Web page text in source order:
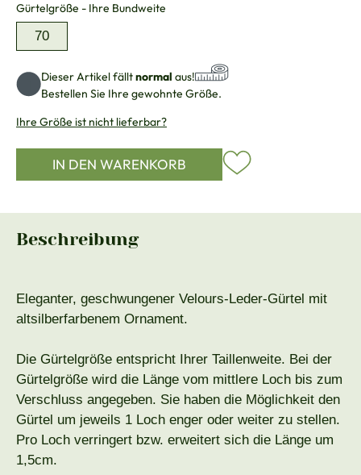
Gürtelgröße - Ihre Bundweite
70
Dieser Artikel fälltnormal aus!
Bestellen Sie Ihre gewohnte Größe.
Ihre Größe ist nicht lieferbar?
IN DEN WARENKORB
Beschreibung
Eleganter, geschwungener Velours-Leder-Gürtel mit
altsilberfarbenem Ornament.
Die Gürtelgröße entspricht Ihrer Taillenweite. Bei der
Gürtelgröße wird die Länge vom mittlere Loch bis zum
Verschluss angegeben. Sie haben die Möglichkeit den
Gürtel um jeweils 1 Loch enger oder weiter zu stellen.
Pro Loch verringert bzw. erweitert sich die Länge um
1,5cm.